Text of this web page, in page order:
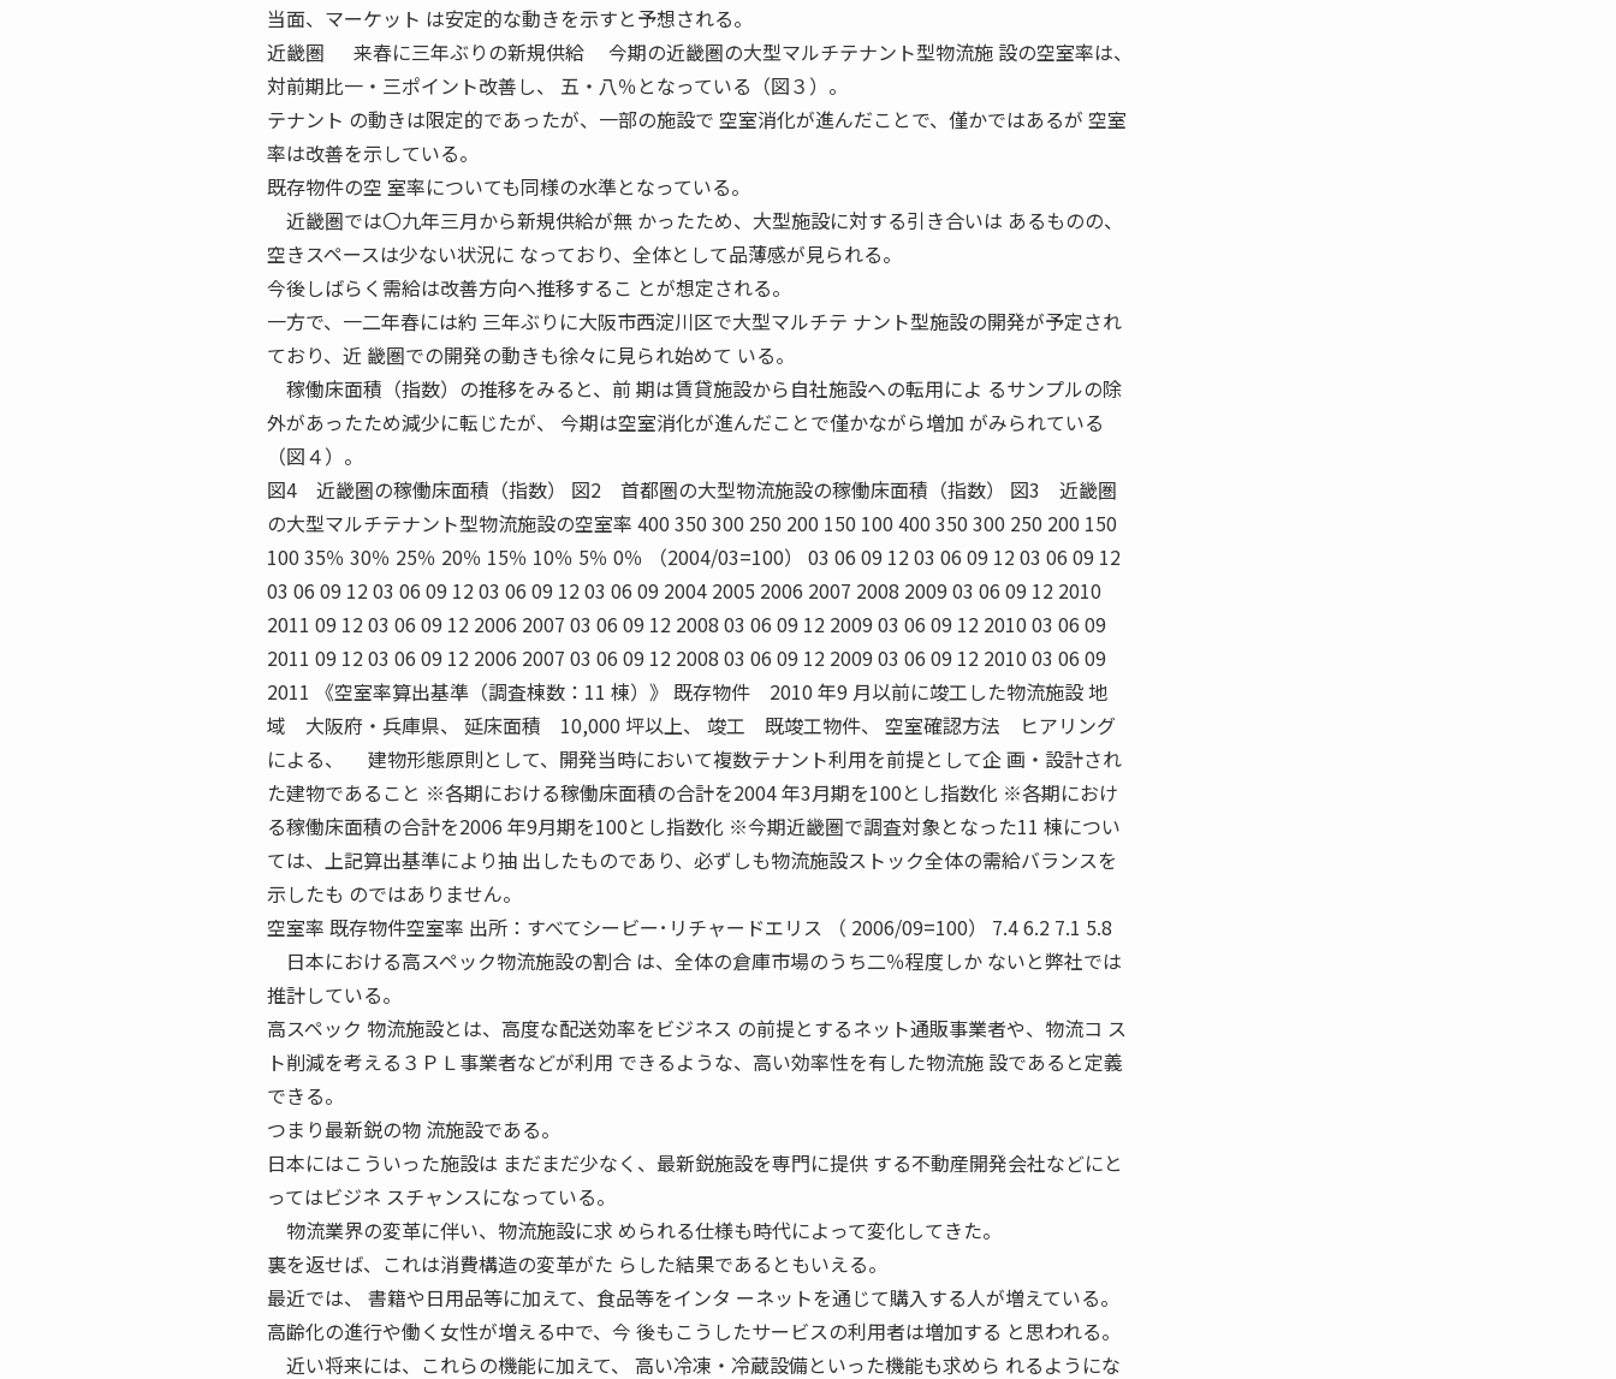
当面、マーケット は安定的な動きを示すと予想される。
近畿圏 来春に三年ぶりの新規供給 今期の近畿圏の大型マルチテナント型物流施 設の空室率は、
対前期比一・三ポイント改善し、 五・八％となっている（図３）。
テナント の動きは限定的であったが、一部の施設で 空室消化が進んだことで、僅かではあるが 空室
率は改善を示している。
既存物件の空 室率についても同様の水準となっている。
近畿圏では〇九年三月から新規供給が無 かったため、大型施設に対する引き合いは あるものの、
空きスペースは少ない状況に なっており、全体として品薄感が見られる。
今後しばらく需給は改善方向へ推移するこ とが想定される。
一方で、一二年春には約 三年ぶりに大阪市西淀川区で大型マルチテ ナント型施設の開発が予定され
ており、近 畿圏での開発の動きも徐々に見られ始めて いる。
稼働床面積（指数）の推移をみると、前 期は賃貸施設から自社施設への転用によ るサンプルの除
外があったため減少に転じたが、 今期は空室消化が進んだことで僅かながら増加 がみられている
（図４）。
図4 近畿圏の稼働床面積（指数） 図2 首都圏の大型物流施設の稼働床面積（指数） 図3 近畿圏
の大型マルチテナント型物流施設の空室率 400 350 300 250 200 150 100 400 350 300 250 200 150
100 35％ 30％ 25％ 20％ 15％ 10％ 5％ 0％ （2004/03=100） 03 06 09 12 03 06 09 12 03 06 09 12
03 06 09 12 03 06 09 12 03 06 09 12 03 06 09 2004 2005 2006 2007 2008 2009 03 06 09 12 2010
2011 09 12 03 06 09 12 2006 2007 03 06 09 12 2008 03 06 09 12 2009 03 06 09 12 2010 03 06 09
2011 09 12 03 06 09 12 2006 2007 03 06 09 12 2008 03 06 09 12 2009 03 06 09 12 2010 03 06 09
2011 《空室率算出基準（調査棟数：11 棟）》 既存物件 2010 年9 月以前に竣工した物流施設 地
域 大阪府・兵庫県、 延床面積 10,000 坪以上、 竣工 既竣工物件、 空室確認方法 ヒアリング
による、 建物形態原則として、開発当時において複数テナント利用を前提として企 画・設計され
た建物であること ※各期における稼働床面積の合計を2004 年3月期を100とし指数化 ※各期におけ
る稼働床面積の合計を2006 年9月期を100とし指数化 ※今期近畿圏で調査対象となった11 棟につい
ては、上記算出基準により抽 出したものであり、必ずしも物流施設ストック全体の需給バランスを
示したも のではありません。
空室率 既存物件空室率 出所：すべてシービー･リチャードエリス （ 2006/09=100） 7.4 6.2 7.1 5.8
日本における高スペック物流施設の割合 は、全体の倉庫市場のうち二％程度しか ないと弊社では
推計している。
高スペック 物流施設とは、高度な配送効率をビジネス の前提とするネット通販事業者や、物流コ ス
ト削減を考える３ＰＬ事業者などが利用 できるような、高い効率性を有した物流施 設であると定義
できる。
つまり最新鋭の物 流施設である。
日本にはこういった施設は まだまだ少なく、最新鋭施設を専門に提供 する不動産開発会社などにと
ってはビジネ スチャンスになっている。
物流業界の変革に伴い、物流施設に求 められる仕様も時代によって変化してきた。
裏を返せば、これは消費構造の変革がた らした結果であるともいえる。
最近では、 書籍や日用品等に加えて、食品等をインタ ーネットを通じて購入する人が増えている。
高齢化の進行や働く女性が増える中で、今 後もこうしたサービスの利用者は増加する と思われる。
近い将来には、これらの機能に加えて、 高い冷凍・冷蔵設備といった機能も求めら れるようにな